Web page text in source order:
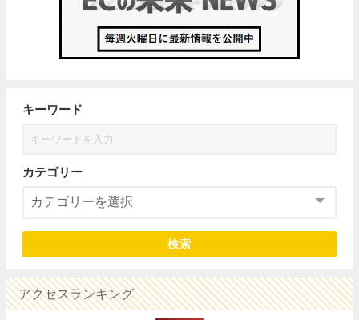
キーワード
カテゴリー
検索
アクセスランキング